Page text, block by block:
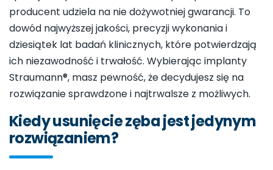
producent udziela na nie dożywotniej gwarancji. To
dowód najwyższej jakości, precyzji wykonania i
dziesiątek lat badań klinicznych, które potwierdzają
ich niezawodność i trwałość. Wybierając implanty
Straumann®, masz pewność, że decydujesz się na
rozwiązanie sprawdzone i najtrwalsze z możliwych.
Kiedy usunięcie zęba jest jedynym
rozwiązaniem?